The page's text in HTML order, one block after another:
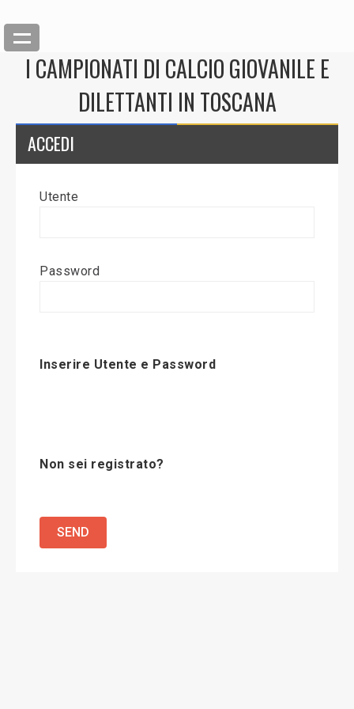
Back
Modifica News
I CAMPIONATI DI CALCIO GIOVANILE E
DILETTANTI IN TOSCANA
ACCEDI
Utente
Password
Inserire Utente e Password
Non sei registrato?